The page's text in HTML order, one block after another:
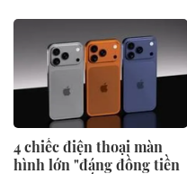
Yamaha Exciter
4 chiếc điện thoại màn
hình lớn "đáng đồng tiền